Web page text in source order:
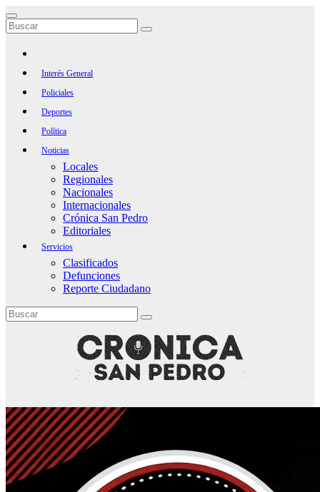
Saltar
al
contenido
Interés General
Policiales
Deportes
Política
Noticias
Locales
Regionales
Nacionales
Internacionales
Crónica San Pedro
Editoriales
Servicios
Clasificados
Defunciones
Reporte Ciudadano